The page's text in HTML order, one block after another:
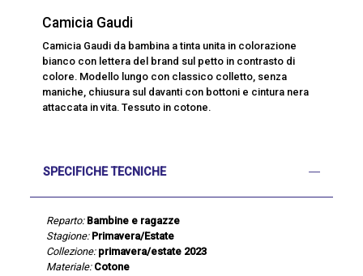
Camicia Gaudi
Camicia Gaudi da bambina a tinta unita in colorazione
bianco con lettera del brand sul petto in contrasto di
colore. Modello lungo con classico colletto, senza
maniche, chiusura sul davanti con bottoni e cintura nera
attaccata in vita. Tessuto in cotone.
SPECIFICHE TECNICHE
Reparto: Bambine e ragazze
Stagione: Primavera/Estate
Collezione: primavera/estate 2023
Materiale: Cotone